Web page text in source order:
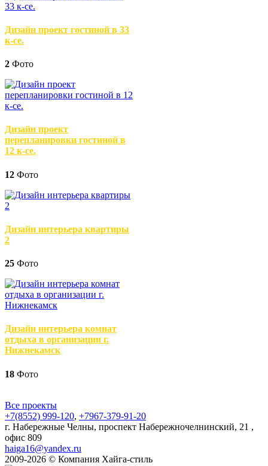
Дизайн проект гостиной в 33
к-се.
2 Фото
Дизайн проект
перепланировки гостиной в
12 к-се.
12 Фото
Дизайн интерьера квартиры
2
25 Фото
Дизайн интерьера комнат
отдыха в организации г.
Нижнекамск
18 Фото
Все проекты
+7(8552) 999-120, +7967-379-91-20
г. Набережные Челны, проспект Набережночелнинский, 21 ,
офис 809
haiga16@yandex.ru
2009-2026 © Компания Хайга-стиль